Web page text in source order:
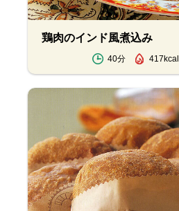
鶏肉のインド風煮込み
40分 417kcal